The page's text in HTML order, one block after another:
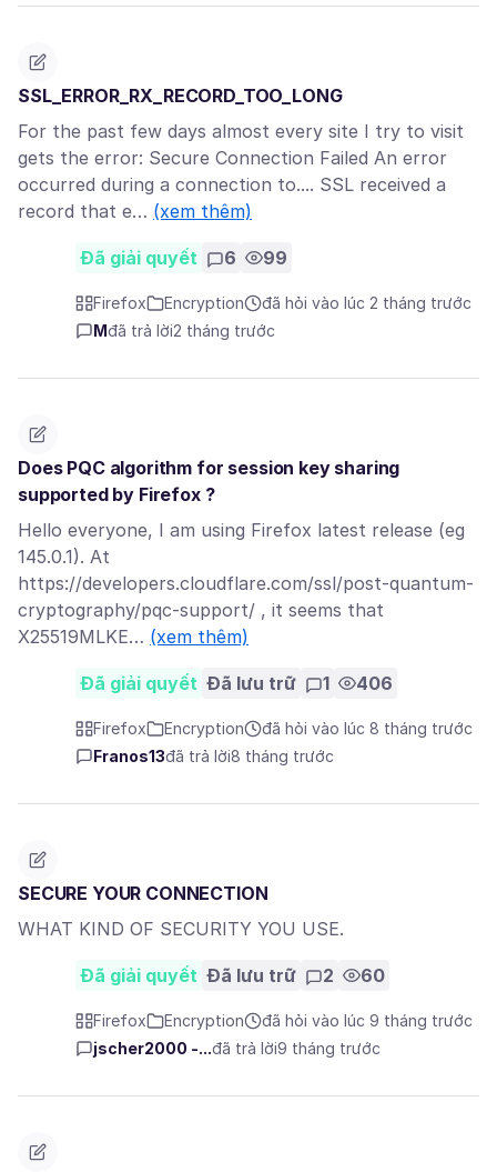
SSL_ERROR_RX_RECORD_TOO_LONG
For the past few days almost every site I try to visit
gets the error: Secure Connection Failed An error
occurred during a connection to.... SSL received a
record that e… (xem thêm)
Đã giải quyết 6 99
Firefox Encryption
đã hỏi vào lúc 2 tháng trước
Mđã trả lời2 tháng trước
Does PQC algorithm for session key sharing
supported by Firefox ?
Hello everyone, I am using Firefox latest release (eg
145.0.1). At
https://developers.cloudflare.com/ssl/post-quantum-
cryptography/pqc-support/ , it seems that
X25519MLKE… (xem thêm)
Đã giải quyết Đã lưu trữ 1 406
Firefox Encryption
đã hỏi vào lúc 8 tháng trước
Franos13đã trả lời8 tháng trước
SECURE YOUR CONNECTION
WHAT KIND OF SECURITY YOU USE.
Đã giải quyết Đã lưu trữ 2 60
Firefox Encryption
đã hỏi vào lúc 9 tháng trước
jscher2000 -...đã trả lời9 tháng trước